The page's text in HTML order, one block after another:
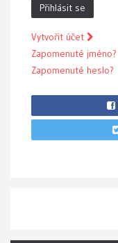
Přihlásit se
Vytvořit účet
Zapomenuté jméno?
Zapomenuté heslo?